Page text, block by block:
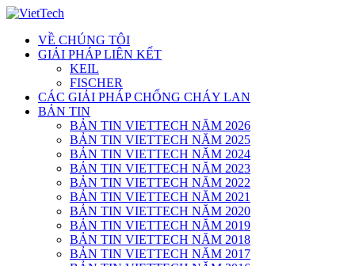
Skip
contentVỀ CHÚNG TÔI
GIẢI PHÁP LIÊN KẾT
KEIL
FISCHER
CÁC GIẢI PHÁP CHỐNG CHÁY LAN
BẢN TIN
BẢN TIN VIETTECH NĂM 2026
BẢN TIN VIETTECH NĂM 2025
BẢN TIN VIETTECH NĂM 2024
BẢN TIN VIETTECH NĂM 2023
BẢN TIN VIETTECH NĂM 2022
BẢN TIN VIETTECH NĂM 2021
BẢN TIN VIETTECH NĂM 2020
BẢN TIN VIETTECH NĂM 2019
BẢN TIN VIETTECH NĂM 2018
BẢN TIN VIETTECH NĂM 2017